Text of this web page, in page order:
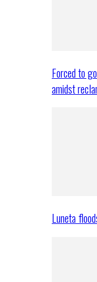
Forced to
amidst
Luneta